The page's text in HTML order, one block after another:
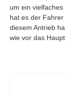
um ein
hat es der
diesem Antrieb
wie vor das